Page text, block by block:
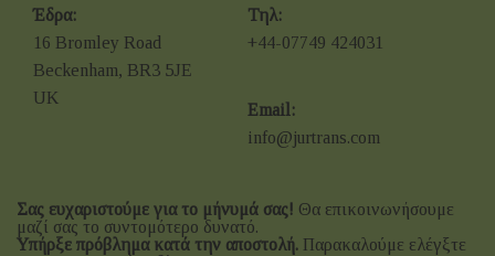
Έδρα:
16 Bromley Road
Beckenham, BR3 5JE
UK
Τηλ:
+44-07749 424031
Email:
info@jurtrans.com
Σας ευχαριστούμε για το μήνυμά σας! Θα επικοινωνήσουμε
μαζί σας το συντομότερο δυνατό.
Υπήρξε πρόβλημα κατά την αποστολή. Παρακαλούμε ελέγξτε